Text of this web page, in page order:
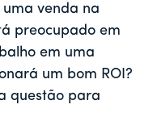
uma venda na
preocupado em
em uma
um bom ROI?
questão para